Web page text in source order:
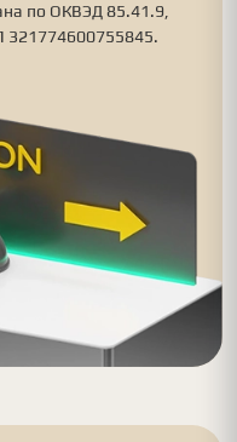
по ОКВЭД 85.41.9,